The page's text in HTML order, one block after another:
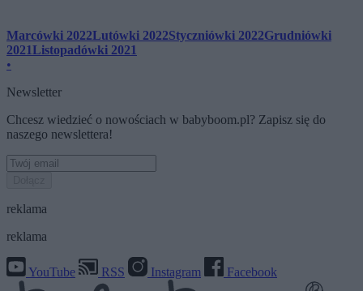
Marcówki 2022Lutówki 2022Styczniówki 2022Grudniówki
2021Listopadówki 2021
•
Newsletter
Chcesz wiedzieć o nowościach w babyboom.pl? Zapisz się do
naszego newslettera!
reklama
reklama
YouTube RSS Instagram Facebook